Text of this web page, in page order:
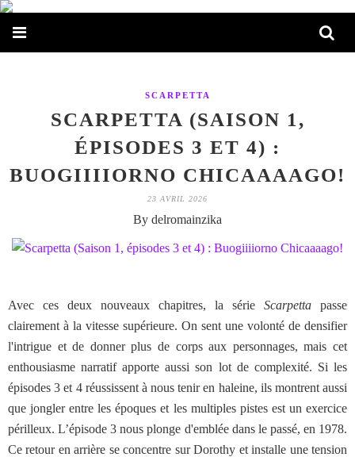
SCARPETTA
SCARPETTA (SAISON 1,
ÉPISODES 3 ET 4) :
BUOGIIIIORNO CHICAAAAGO!
23 AVRIL 2026
By delromainzika
Avec ces deux nouveaux chapitres, la série Scarpetta passe
clairement à la vitesse supérieure. On sent une volonté de densifier
l'intrigue et de donner plus de corps aux personnages, mais cet
enthousiasme narratif apporte aussi son lot de complexité. Si les
épisodes 3 et 4 réussissent à nous tenir en haleine, ils montrent aussi
que jongler entre les époques et les multiples pistes est un exercice
périlleux. L’épisode 3 nous plonge d'emblée dans le passé, en 1978.
Ce retour en arrière se concentre sur Dorothy et installe une tension